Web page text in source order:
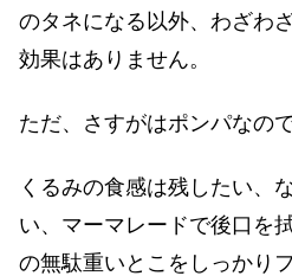
のタネになる以外、わざわ
効果はありません。
ただ、さすがはポンパなので
くるみの食感は残したい、
い、マーマレードで後口を
の無駄重いとこをしっかり